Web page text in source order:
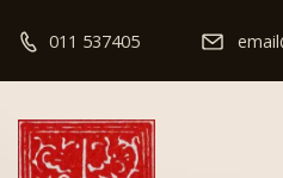
011 537405